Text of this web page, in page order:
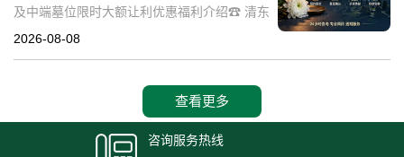
及中端墓位限时大额让利优惠福利介绍☎ 清东
陵万佛园电话:400-838-5063清东陵万佛园，作
2026-08-08
查看更多
咨询服务热线